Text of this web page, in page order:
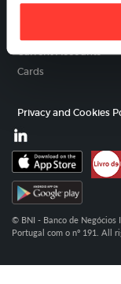
Entry
Current Accounts
Cards
Privacy and Cookies
© BNI - Banco de Negócios
Portugal com o nº 191. All